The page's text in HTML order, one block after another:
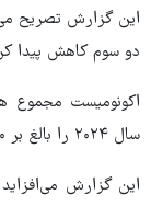
این گزارش تصریح
دو سوم کاهش پیدا
اکونومیست مجموع
سال ۲۰۲۴ را بالغ بر ۲۰۰ میلیارد دلار ارزیابی کرده است.
این گزارش